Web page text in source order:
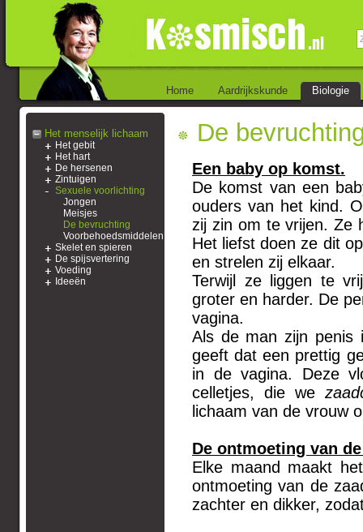
Home Aardrijkskunde Biologie
Het menselijk lichaam
Het gebit
Het hart
De hersenen
Zintuigen
Sexuele voorlichting
Jongen
Meisjes
De bevruchting
Voorbehoedsmiddelen
Skelet en spieren
De spijsvertering
Voeding
Ideeën
De
Een baby op komst.
De komst van een
ouders van het kind.
zij zin om te vrijen. Ze
Het liefst doen ze dit
en strelen zij elkaar.
Terwijl ze liggen te
groter en harder. De
vagina.
Als de man zijn penis
geeft dat een prettig
in de vagina. Deze
celletjes, die we
lichaam van de vrouw
De ontmoeting van
Elke maand maakt
ontmoeting van de
zachter en dikker,